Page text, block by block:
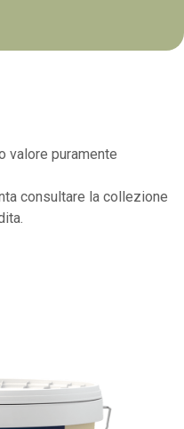
valore puramente
consultare la collezione